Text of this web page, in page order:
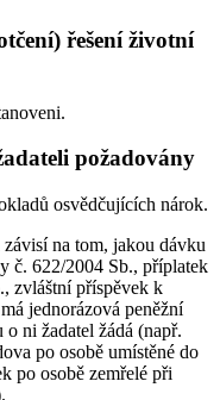
řešení životní
požadovány
osvědčujících nárok.
na tom, jakou dávku
č. 622/2004 Sb., příplatek
zvláštní příspěvek k
jednorázová peněžní
ni žadatel žádá (např.
po osobě umístěné do
po osobě zemřelé při